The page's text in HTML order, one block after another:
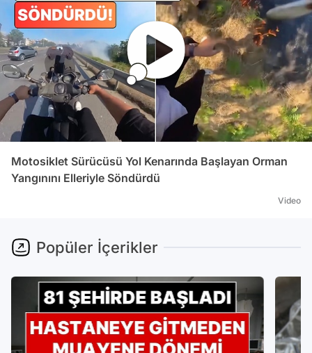
Motosiklet Sürücüsü Yol Kenarında Başlayan Orman
Yangınını Elleriyle Söndürdü
Video
Popüler İçerikler